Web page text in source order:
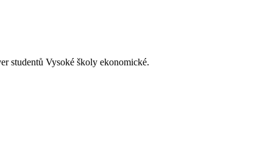
studentů Vysoké školy ekonomické.